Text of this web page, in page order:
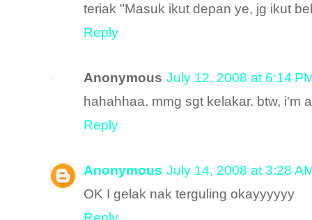
teriak "Masuk ikut depan ye, jg ikut
Reply
Anonymous July 12, 2008 at 6:14
hahahhaa. mmg sgt kelakar. btw, i'm
Reply
Anonymous July 14, 2008 at 3:28
OK I gelak nak terguling okayyyyyy